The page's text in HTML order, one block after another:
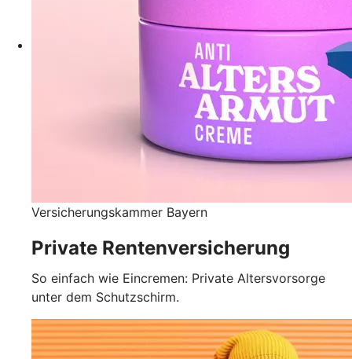
Versicherungskammer Bayern
Private Rentenversicherung
So einfach wie Eincremen: Private Altersvorsorge
unter dem Schutzschirm.